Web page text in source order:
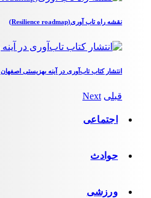
نقشه راه تاب آوری(Resilience roadmap)
انتشار کتاب تاب‌آوری در آینه بهزیستی اصفهان
قبلی Next
اجتماعی
حوادث
ورزشی